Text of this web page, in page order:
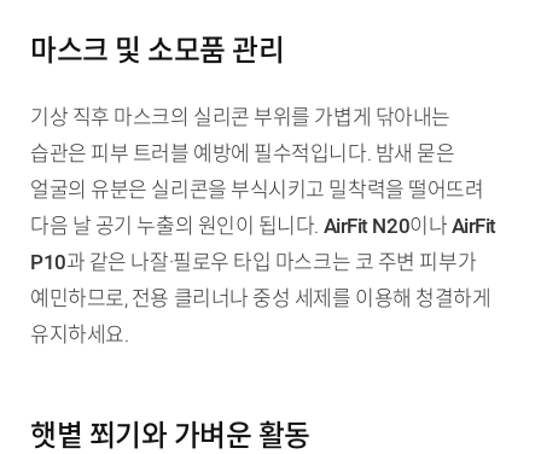
마스크 및 소모품 관리
기상 직후 마스크의 실리콘 부위를 가볍게 닦아내는
습관은 피부 트러블 예방에 필수적입니다. 밤새 묻은
얼굴의 유분은 실리콘을 부식시키고 밀착력을 떨어뜨려
다음 날 공기 누출의 원인이 됩니다. AirFit N20이나 AirFit
P10과 같은 나잘·필로우 타입 마스크는 코 주변 피부가
예민하므로, 전용 클리너나 중성 세제를 이용해 청결하게
유지하세요.
햇볕 쬐기와 가벼운 활동